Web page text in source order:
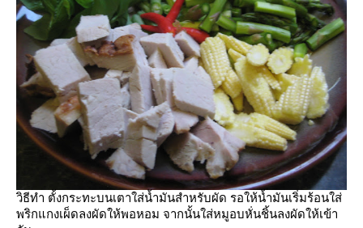
วิธีทำ ตั้งกระทะบนเตาใส่น้ำมันสำหรับผัด รอให้น้ำมันเริ่มร้อนใส่
พริกแกงเผ็ดลงผัดให้พอหอม จากนั้นใส่หมูอบหั่นชิ้นลงผัดให้เข้า